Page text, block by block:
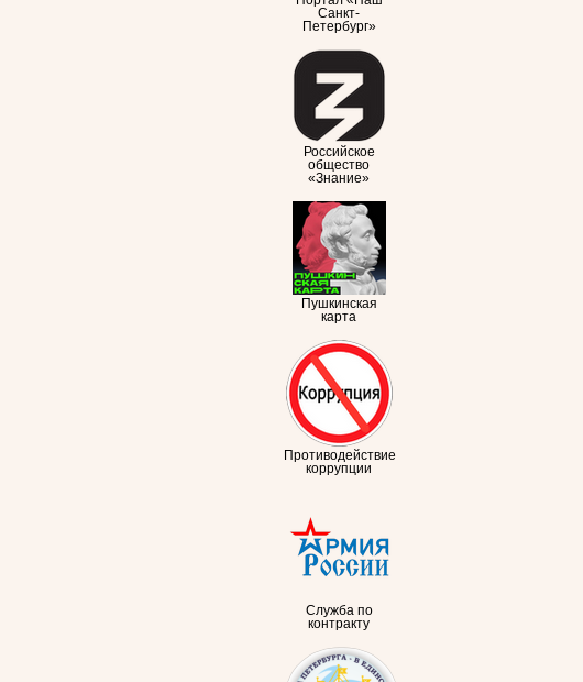
Санкт-
Петербург»
Российское
общество
«Знание»
Пушкинская
карта
Противодействие
коррупции
Служба по
контракту